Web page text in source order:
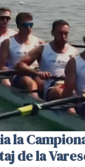
la
de la